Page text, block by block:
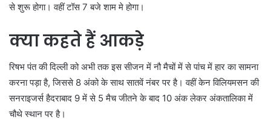
से शुरू होगा। वहीं टॉस 7 बजे शाम मे होगा।
क्या कहते हैं आकड़े
रिषभ पंत की दिल्ली को अभी तक इस सीजन में नौ मैचों में से पांच में हार का सामना
करना पड़ा है, जिससे 8 अंको के साथ सातवें नंबर पर है। वहीं केन विलियमसन की
सनराइजर्स हैदराबाद 9 में से 5 मैच जीतने के बाद 10 अंक लेकर अंकतालिका में
चौथे स्थान पर है।